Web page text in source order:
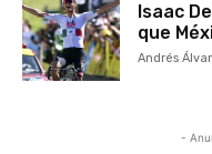
Isaac
que
Andrés
-